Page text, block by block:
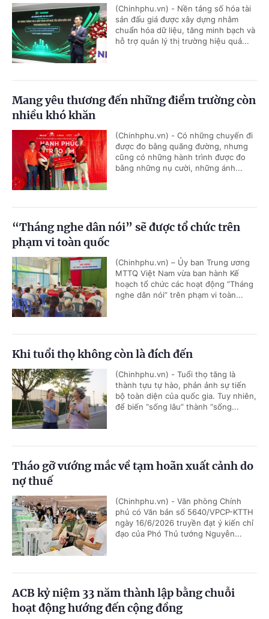
(Chinhphu.vn) - Nền tảng số hóa tài
sản đấu giá được xây dựng nhằm
chuẩn hóa dữ liệu, tăng minh bạch và
hỗ trợ quản lý thị trường hiệu quả...
Mang yêu thương đến những điểm trường còn
nhiều khó khăn
(Chinhphu.vn) - Có những chuyến đi
được đo bằng quãng đường, nhưng
cũng có những hành trình được đo
bằng những nụ cười, những ánh...
“Tháng nghe dân nói” sẽ được tổ chức trên
phạm vi toàn quốc
(Chinhphu.vn) – Ủy ban Trung ương
MTTQ Việt Nam vừa ban hành Kế
hoạch tổ chức các hoạt động “Tháng
nghe dân nói” trên phạm vi toàn...
Khi tuổi thọ không còn là đích đến
(Chinhphu.vn) - Tuổi thọ tăng là
thành tựu tự hào, phản ảnh sự tiến
bộ toàn diện của quốc gia. Tuy nhiên,
để biến “sống lâu” thành “sống...
Tháo gỡ vướng mắc về tạm hoãn xuất cảnh do
nợ thuế
(Chinhphu.vn) - Văn phòng Chính
phủ có Văn bản số 5640/VPCP-KTTH
ngày 16/6/2026 truyền đạt ý kiến chỉ
đạo của Phó Thủ tướng Nguyễn...
ACB kỷ niệm 33 năm thành lập bằng chuỗi
hoạt động hướng đến cộng đồng